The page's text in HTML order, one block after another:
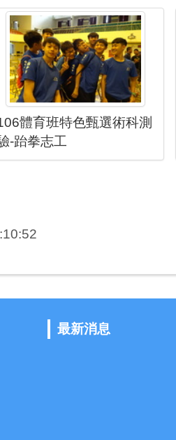
體育班特色甄選術科測
-跆拳志工
最新消息